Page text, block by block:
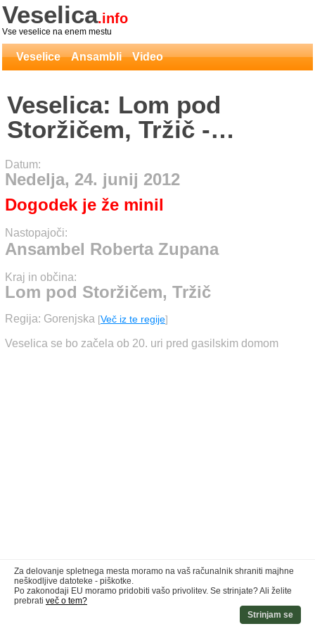
Veselica.info
Vse veselice na enem mestu
Veselice Ansambli Video
Veselica: Lom pod
Storžičem, Tržič -
Ansambel Roberta
Zupana
Datum:
Nedelja, 24. junij 2012
Dogodek je že minil
Nastopajoči:
Ansambel Roberta Zupana
Kraj in občina:
Lom pod Storžičem, Tržič
Regija: Gorenjska [Več iz te regije]
Veselica se bo začela ob 20. uri pred gasilskim domom
Za delovanje spletnega mesta moramo na vaš računalnik shraniti majhne
neškodljive datoteke - piškotke.
Po zakonodaji EU moramo pridobiti vašo privolitev. Se strinjate? Ali želite
prebrati več o tem?
Strinjam se